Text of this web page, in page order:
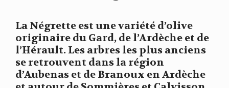
La Négrette est une variété d’olive
originaire du Gard, de l’Ardèche et de
l’Hérault. Les arbres les plus anciens
se retrouvent dans la région
d’Aubenas et de Branoux en Ardèche